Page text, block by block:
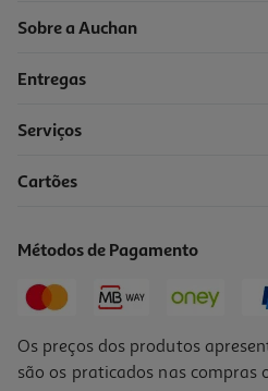
Sobre a Auchan
Entregas
Serviços
Cartões
Métodos de Pagamento
Os preços dos produtos
são os praticados nas compras